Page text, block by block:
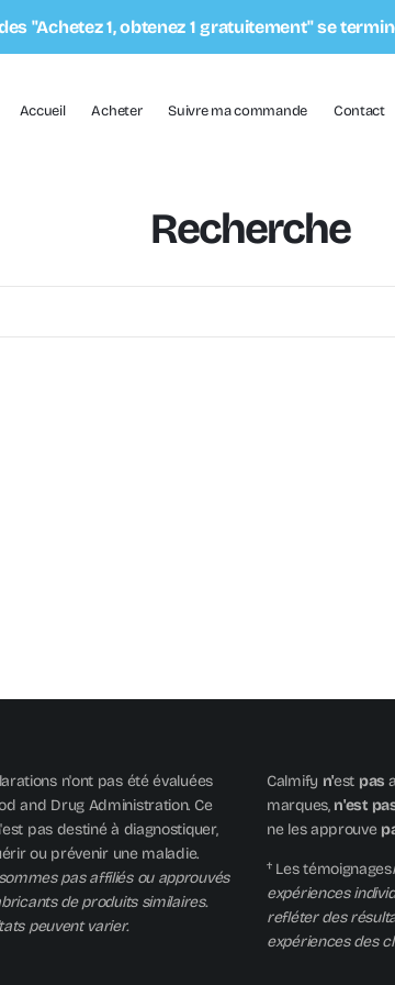
"Achetez 1, obtenez 1 gratuitement" se
Accueil Acheter Suivre ma commande Contact
Recherche
n'ont pas été évaluées
and Drug Administration. Ce
pas destiné à diagnostiquer,
ou prévenir une maladie.
pas affiliés ou approuvés
de produits similaires.
peuvent varier.
Calmify n'est pas
marques, n'est
ne les approuve
† Les témoignages
expériences
refléter des
expériences des